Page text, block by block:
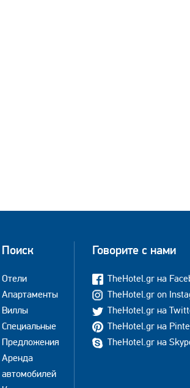
Поиск
Отели
Апартаменты
Виллы
Специальные
Предложения
Аренда
автомобилей
Говорите с нами
TheHotel.gr на
TheHotel.gr on
TheHotel.gr на
TheHotel.gr на
TheHotel.gr на